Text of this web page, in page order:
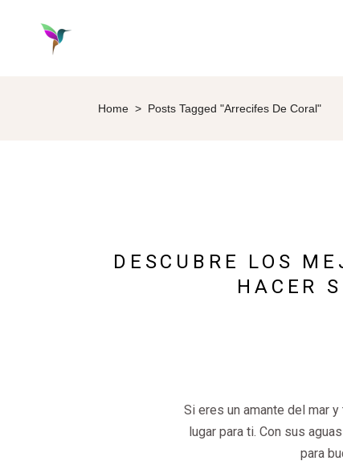
Home > Posts Tagged "arrecifes De Coral"
DESCUBRE LOS
HACER
Si eres un amante del mar
lugar para ti. Con sus
para